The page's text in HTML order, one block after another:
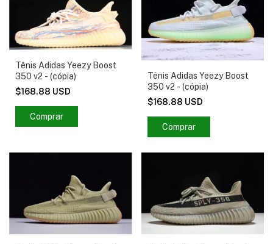
Tênis Adidas Yeezy Boost
350 v2 - (cópia)
$168.88 USD
Comprar
Tênis Adidas Yeezy Boost
350 v2 - (cópia)
$168.88 USD
Comprar